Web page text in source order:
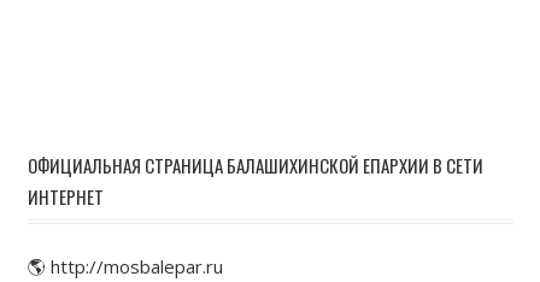
ОФИЦИАЛЬНАЯ СТРАНИЦА БАЛАШИХИНСКОЙ ЕПАРХИИ В СЕТИ
ИНТЕРНЕТ
🌎 http://mosbalepar.ru